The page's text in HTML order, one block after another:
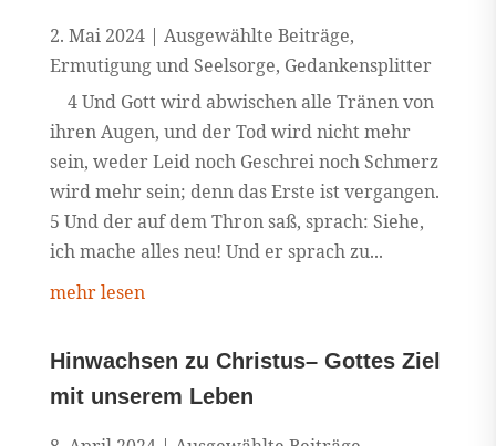
2. Mai 2024| Ausgewählte Beiträge,
Ermutigung und Seelsorge, Gedankensplitter
4 Und Gott wird abwischen alle Tränen von
ihren Augen, und der Tod wird nicht mehr
sein, weder Leid noch Geschrei noch Schmerz
wird mehr sein; denn das Erste ist vergangen.
5 Und der auf dem Thron saß, sprach: Siehe,
ich mache alles neu! Und er sprach zu...
mehr lesen
Hinwachsen zu Christus– Gottes Ziel
mit unserem Leben